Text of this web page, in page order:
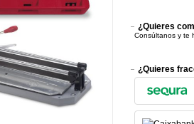
¿Quieres
Consúltanos y te
¿Quieres